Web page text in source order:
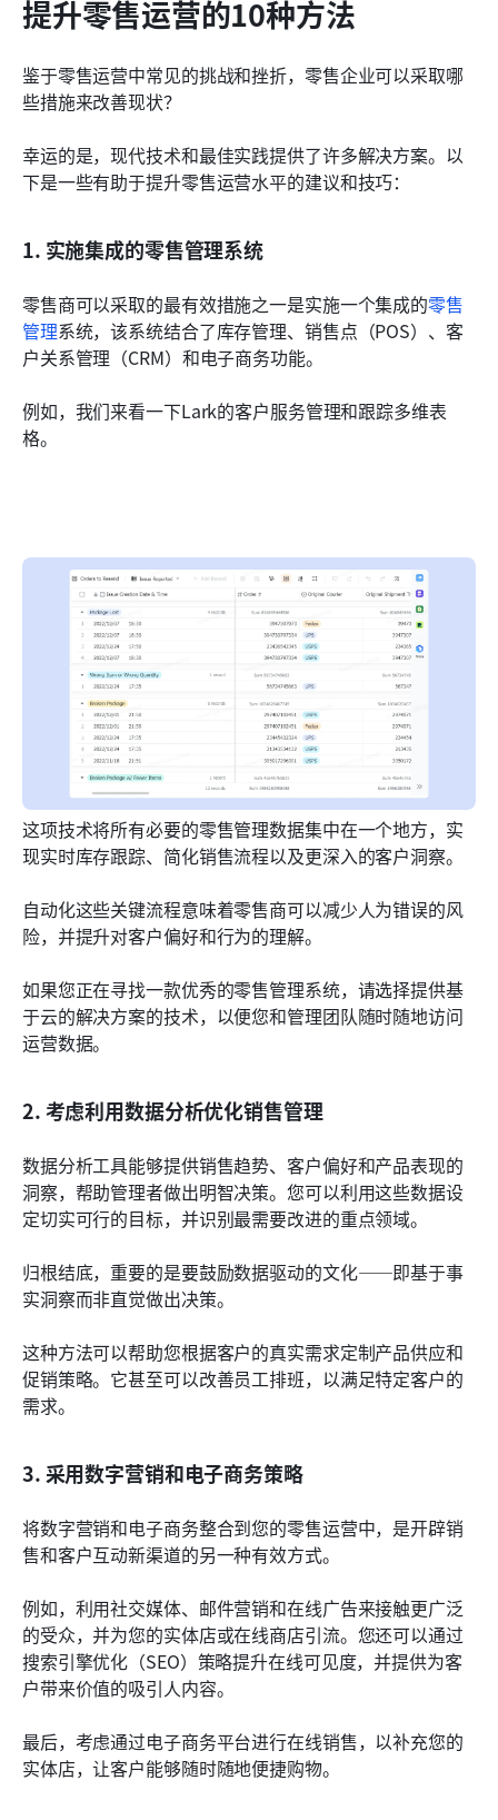
提升零售运营的10种方法
鉴于零售运营中常见的挑战和挫折，零售企业可以采取哪
些措施来改善现状？
幸运的是，现代技术和最佳实践提供了许多解决方案。以
下是一些有助于提升零售运营水平的建议和技巧：
1. 实施集成的零售管理系统
零售商可以采取的最有效措施之一是实施一个集成的零售
管理系统，该系统结合了库存管理、销售点（POS）、客
户关系管理（CRM）和电子商务功能。
例如，我们来看一下Lark的客户服务管理和跟踪多维表
格。
这项技术将所有必要的零售管理数据集中在一个地方，实
现实时库存跟踪、简化销售流程以及更深入的客户洞察。
自动化这些关键流程意味着零售商可以减少人为错误的风
险，并提升对客户偏好和行为的理解。
如果您正在寻找一款优秀的零售管理系统，请选择提供基
于云的解决方案的技术，以便您和管理团队随时随地访问
运营数据。
2. 考虑利用数据分析优化销售管理
数据分析工具能够提供销售趋势、客户偏好和产品表现的
洞察，帮助管理者做出明智决策。您可以利用这些数据设
定切实可行的目标，并识别最需要改进的重点领域。
归根结底，重要的是要鼓励数据驱动的文化——即基于事
实洞察而非直觉做出决策。
这种方法可以帮助您根据客户的真实需求定制产品供应和
促销策略。它甚至可以改善员工排班，以满足特定客户的
需求。
3. 采用数字营销和电子商务策略
将数字营销和电子商务整合到您的零售运营中，是开辟销
售和客户互动新渠道的另一种有效方式。
例如，利用社交媒体、邮件营销和在线广告来接触更广泛
的受众，并为您的实体店或在线商店引流。您还可以通过
搜索引擎优化（SEO）策略提升在线可见度，并提供为客
户带来价值的吸引人内容。
最后，考虑通过电子商务平台进行在线销售，以补充您的
实体店，让客户能够随时随地便捷购物。